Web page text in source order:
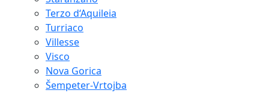
Terzo d‘Aquileia
Turriaco
Villesse
Visco
Nova Gorica
Šempeter-Vrtojba